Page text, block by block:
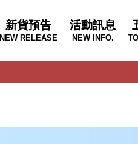
新貨預告
NEW RELEASE
活動訊息
NEW INFO.